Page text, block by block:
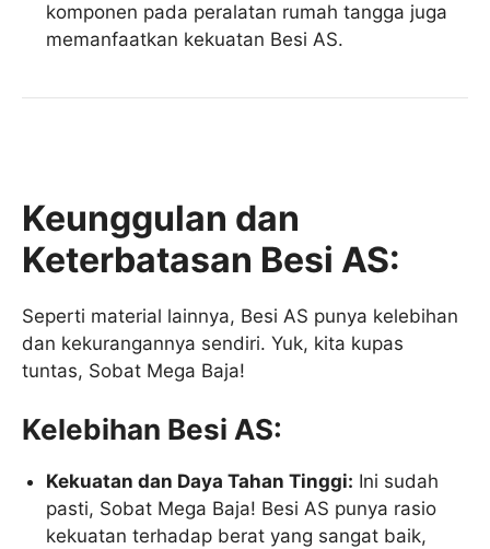
komponen pada peralatan rumah tangga juga
memanfaatkan kekuatan Besi AS.
Keunggulan dan
Keterbatasan Besi AS:
Seperti material lainnya, Besi AS punya kelebihan
dan kekurangannya sendiri. Yuk, kita kupas
tuntas, Sobat Mega Baja!
Kelebihan Besi AS:
Kekuatan dan Daya Tahan Tinggi: Ini sudah
pasti, Sobat Mega Baja! Besi AS punya rasio
kekuatan terhadap berat yang sangat baik,